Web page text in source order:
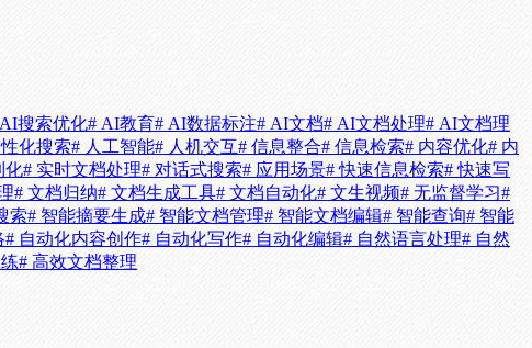
搜索优化# AI教育# AI数据标注# AI文档# AI文档处理# AI文档理
化搜索# 人工智能# 人机交互# 信息整合# 信息检索# 内容优化# 内
化# 实时文档处理# 对话式搜索# 应用场景# 快速信息检索# 快速写
# 文档归纳# 文档生成工具# 文档自动化# 文生视频# 无监督学习#
索# 智能摘要生成# 智能文档管理# 智能文档编辑# 智能查询# 智能
# 自动化内容创作# 自动化写作# 自动化编辑# 自然语言处理# 自然
# 高效文档整理